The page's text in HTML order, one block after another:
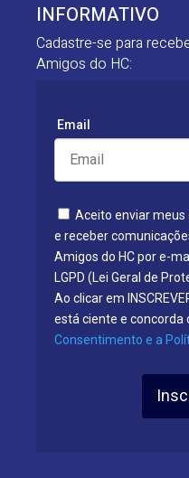
INFORMATIVO
Cadastre-se para
Amigos do HC:
Email
Aceito enviar
e receber
Amigos do HC por e-
LGPD (Lei Geral de
Ao clicar em
está ciente e concorda
Consentimento e a